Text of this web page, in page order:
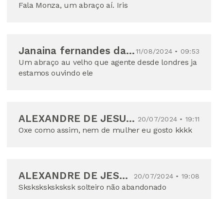
Fala Monza, um abraço aí. Iris
Janaina fernandes da silva11/08/2024 • 09:53
Um abraço au velho que agente desde londres ja
estamos ouvindo ele
ALEXANDRE DE JESUS CARMO CHAGAS 20/07/2024 • 19:11
Oxe como assim, nem de mulher eu gosto kkkk
ALEXANDRE DE JESUS CARMO CHAGAS 20/07/2024 • 19:08
Sksksksksksksk solteiro não abandonado